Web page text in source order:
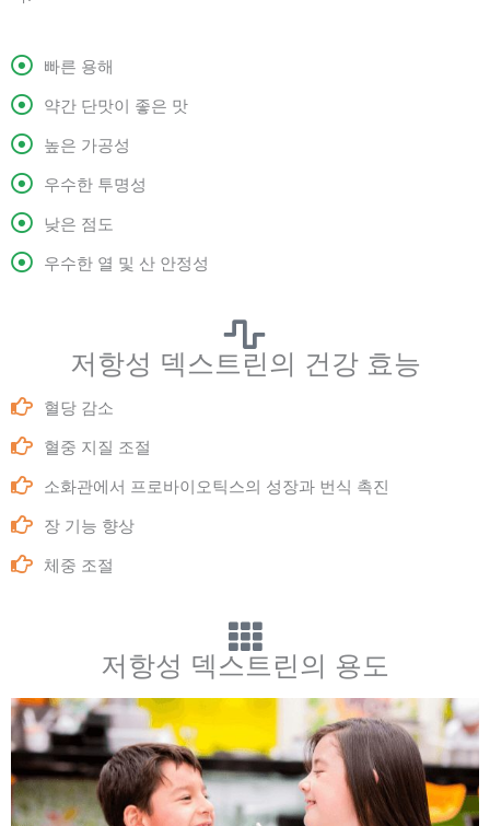
빠른 용해
약간 단맛이 좋은 맛
높은 가공성
우수한 투명성
낮은 점도
우수한 열 및 산 안정성
저항성 덱스트린의 건강 효능
혈당 감소
혈중 지질 조절
소화관에서 프로바이오틱스의 성장과 번식 촉진
장 기능 향상
체중 조절
저항성 덱스트린의 용도